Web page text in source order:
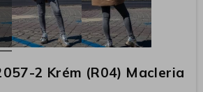
2 Krém (R04) Macleria